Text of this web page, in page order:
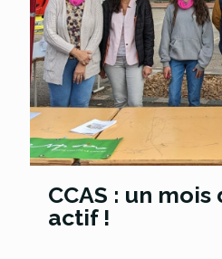
CCAS : un mois
actif !